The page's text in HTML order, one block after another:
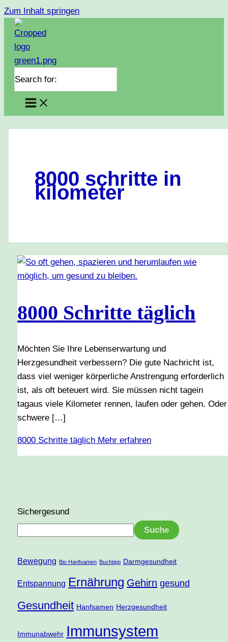
Zum Inhalt springen
Search for:
8000 schritte in
kilometer
8000 Schritte täglich
Möchten Sie Ihre Lebenserwartung und
Herzgesundheit verbessern? Die gute Nachricht ist,
dass viel weniger körperliche Anstrengung erforderlich
ist, als oft beteuert wird. Sie müssen nicht tagein
tagaus viele Kilometer rennen, laufen oder gehen. Oder
schwere […]
8000 Schritte täglich Mehr erfahren
Sichergesund
Suche
Bewegung Bio Hanfsamen Buchtipp Darmgesundheit
Entspannung Ernährung Gehirn gesund
Gesundheit Hanfsamen Herzgesundheit
Immunabwehr Immunsystem